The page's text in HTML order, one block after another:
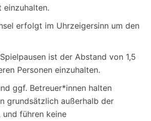
einzuhalten.
erfolgt im Uhrzeigersinn um den
ist der Abstand von 1,5
Personen einzuhalten.
ggf. Betreuer*innen halten
grundsätzlich außerhalb der
und führen keine